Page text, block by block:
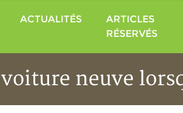
ACTUALITÉS
ARTICLES
RÉSERVÉS
neuve